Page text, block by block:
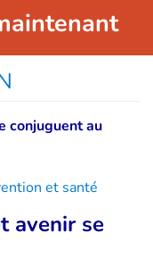
et santé
avenir se